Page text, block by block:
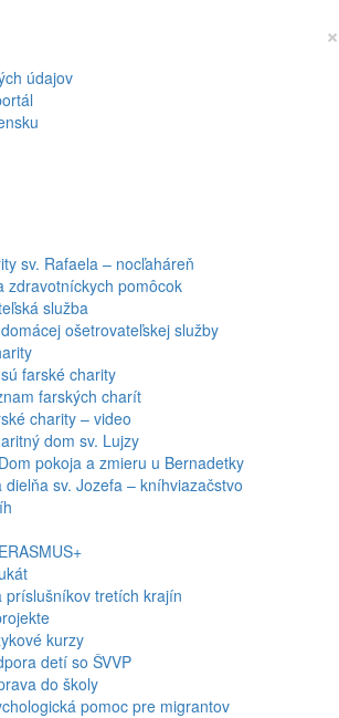
×
údajov
sv. Rafaela – nocľaháreň
zdravotníckych pomôcok
služba
ošetrovateľskej služby
farské charity
farských charít
charity – video
dom sv. Lujzy
pokoja a zmieru u Bernadetky
dielňa sv. Jozefa – kníhviazačstvo
príslušníkov tretích krajín
kurzy
detí so ŠVVP
do školy
pomoc pre migrantov